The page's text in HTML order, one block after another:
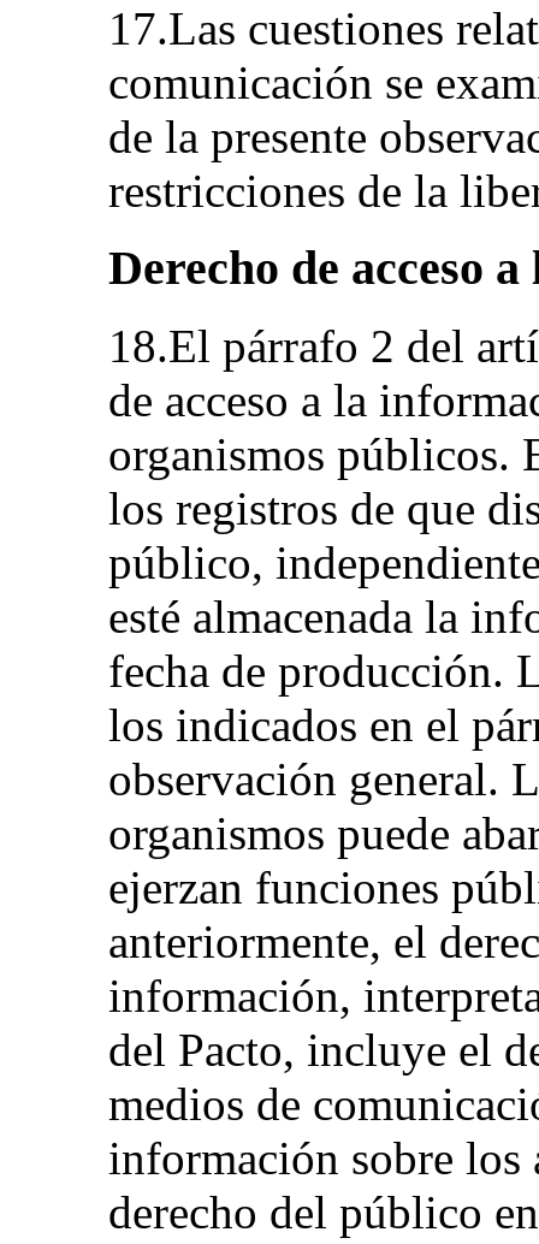
17.Las cuestiones
comunicación se
de la presente
restricciones de la
Derecho de acceso
18.El párrafo 2 del
de acceso a la
organismos públicos.
los registros de que
público,
esté almacenada la
fecha de producción.
los indicados en el
observación general.
organismos puede
ejerzan funciones
anteriormente, el
información,
del Pacto, incluye el
medios de
información sobre los
derecho del público